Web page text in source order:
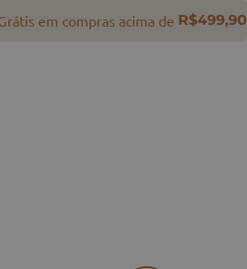
em compras acima de R$499,90